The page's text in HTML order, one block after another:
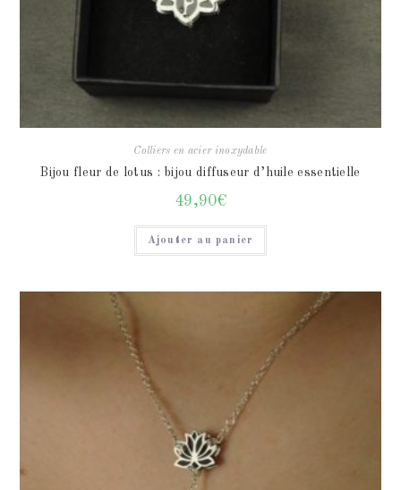
Colliers en acier inoxydable
Bijou fleur de lotus : bijou diffuseur d’huile essentielle
49,90€
Ajouter au panier